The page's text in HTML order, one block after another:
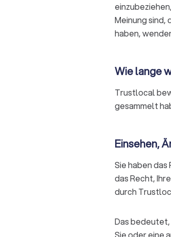
Meinung sind,
haben,
Wie lange
Trustlocal
gesammelt
Einsehen,
Sie haben
das Recht,
durch
Das bedeutet,